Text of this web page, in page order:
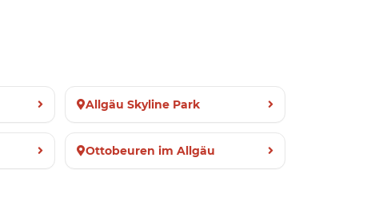
Allgäu Skyline Park
Ottobeuren im Allgäu